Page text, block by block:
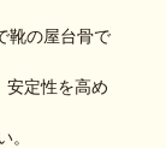
靴の屋台骨で
安定性を高め
。